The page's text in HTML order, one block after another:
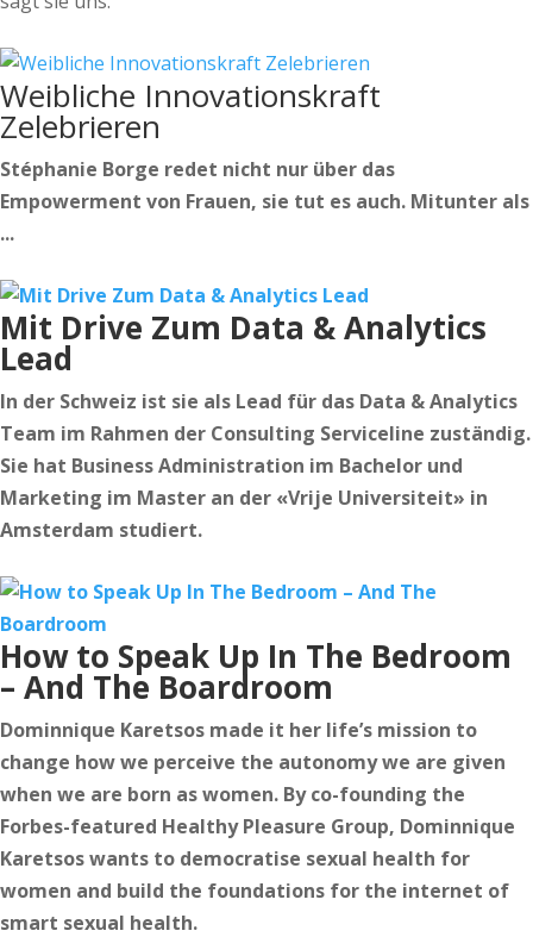
Weibliche Innovationskraft
Zelebrieren
Stéphanie Borge redet nicht nur über das
Empowerment von Frauen, sie tut es auch. Mitunter als
...
Mit Drive Zum Data & Analytics
Lead
In der Schweiz ist sie als Lead für das Data & Analytics
Team im Rahmen der Consulting Serviceline zuständig.
Sie hat Business Administration im Bachelor und
Marketing im Master an der «Vrije Universiteit» in
Amsterdam studiert.
How to Speak Up In The Bedroom
– And The Boardroom
Dominnique Karetsos made it her life’s mission to
change how we perceive the autonomy we are given
when we are born as women. By co-founding the
Forbes-featured Healthy Pleasure Group, Dominnique
Karetsos wants to democratise sexual health for
women and build the foundations for the internet of
smart sexual health.